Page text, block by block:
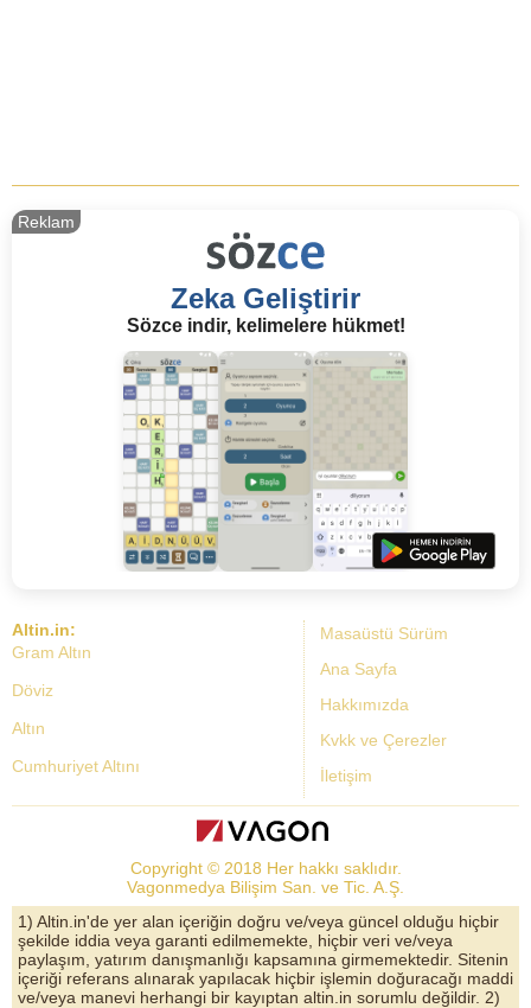
Zeka Geliştirir
Sözce indir, kelimelere hükmet!
Reklam
Masaüstü Sürüm
Ana Sayfa
Hakkımızda
Kvkk ve Çerezler
İletişim
Altin.in:
Gram Altın
Döviz
Altın
Cumhuriyet Altını
Dolar Kuru
Altın Yorumları
Döviz Kurları
Çeyrek Altın
Copyright © 2018 Her hakkı saklıdır.
Vagonmedya Bilişim San. ve Tic. A.Ş.
1) Altin.in'de yer alan içeriğin doğru ve/veya güncel olduğu hiçbir
şekilde iddia veya garanti edilmemekte, hiçbir veri ve/veya
paylaşım, yatırım danışmanlığı kapsamına girmemektedir. Sitenin
içeriği referans alınarak yapılacak hiçbir işlemin doğuracağı maddi
ve/veya manevi herhangi bir kayıptan altin.in sorumlu değildir. 2)